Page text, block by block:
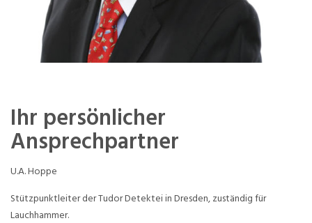
Ihr persönlicher
Ansprechpartner
U.A. Hoppe
Stützpunktleiter der Tudor Detektei in Dresden, zuständig für
Lauchhammer.